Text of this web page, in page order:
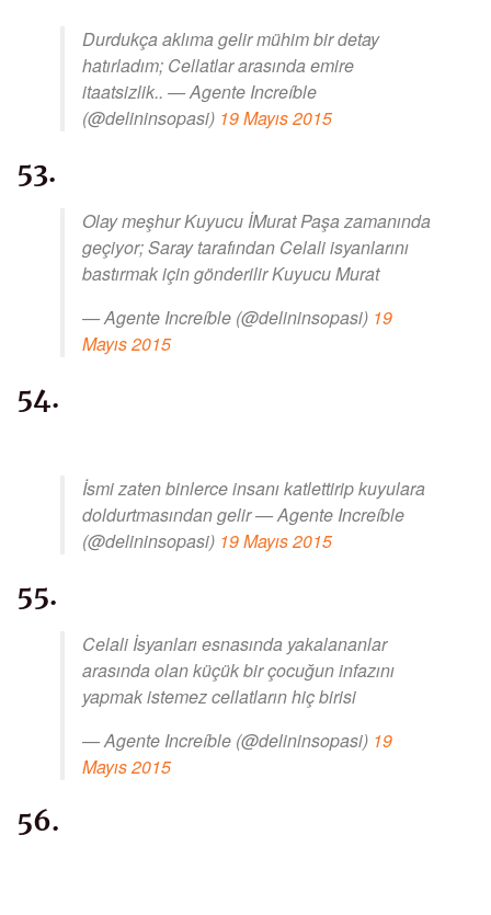
Durdukça aklıma gelir mühim bir detay
hatırladım; Cellatlar arasında emire
itaatsizlik.. — Agente Increíble
(@delininsopasi) 19 Mayıs 2015
53.
Olay meşhur Kuyucu İMurat Paşa zamanında
geçiyor; Saray tarafından Celali isyanlarını
bastırmak için gönderilir Kuyucu Murat
— Agente Increíble (@delininsopasi) 19
Mayıs 2015
54.
İsmi zaten binlerce insanı katlettirip kuyulara
doldurtmasından gelir — Agente Increíble
(@delininsopasi) 19 Mayıs 2015
55.
Celali İsyanları esnasında yakalananlar
arasında olan küçük bir çocuğun infazını
yapmak istemez cellatların hiç birisi
— Agente Increíble (@delininsopasi) 19
Mayıs 2015
56.